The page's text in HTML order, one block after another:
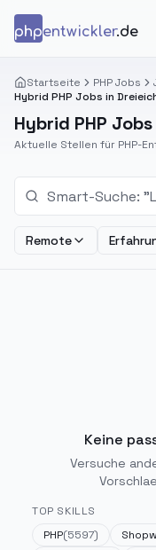
phpentwickler.de
Startseite PHP Jobs
Hybrid PHP Jobs in
Hybrid PHP
Aktuelle Stellen für PHP-
Remote
Keine
Versuche
TOP SKILLS
PHP(5597)